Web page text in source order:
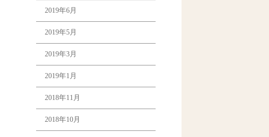
2019年6月
2019年5月
2019年3月
2019年1月
2018年11月
2018年10月